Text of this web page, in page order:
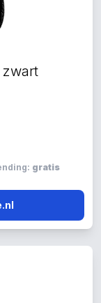
zwart
gratis